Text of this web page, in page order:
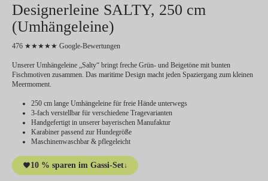
Designerleine SALTY, 250 cm
(Umhängeleine)
476 ★★★★★ Google-Bewertungen
Unserer Umhängeleine „Salty“ bringt freche Grün- und Beigetöne mit bunten
Fischmotiven zusammen. Das maritime Design macht jeden Spaziergang zum kleinen
Meermoment.
250 cm lange Umhängeleine für freie Hände unterwegs
3-fach verstellbar für verschiedene Tragevarianten
Handgefertigt in unserer bayerischen Manufaktur
Karabiner passend zur Hundegröße
Maschinenwaschbar & pflegeleicht
10 % sparen im Gassi-Set↓